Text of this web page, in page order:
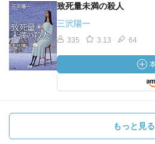
致死量未満の殺人
三沢陽一
335 3.13 64
もっと見る